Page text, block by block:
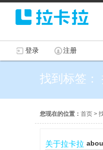
登录 注册
找到标签：
您现在的位置： 首页 >
关于拉卡拉